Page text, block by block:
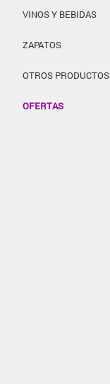
VINOS Y BEBIDAS
ZAPATOS
OTROS PRODUCTOS
OFERTAS